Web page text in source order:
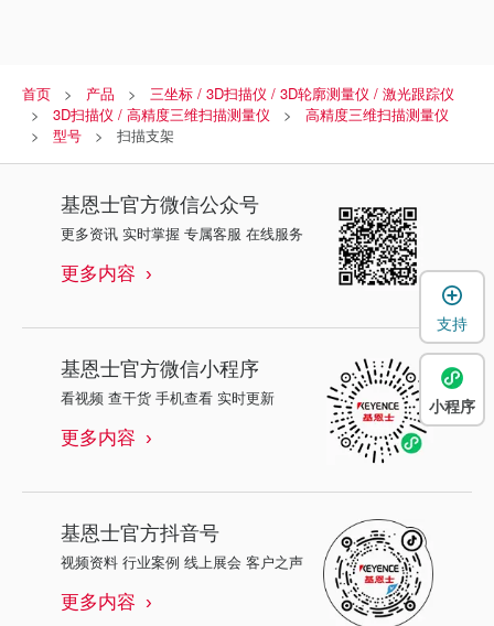
首页 产品
三坐标 / 3D扫描仪 / 3D轮廓测量仪 / 激光跟踪仪
3D扫描仪 / 高精度三维扫描测量仪
高精度三维扫描测量仪
型号
扫描支架
基恩士官方微信公众号
更多资讯 实时掌握 专属客服 在线服务
更多内容
基恩士官方微信小程序
看视频 查干货 手机查看 实时更新
更多内容
基恩士官方抖音号
视频资料 行业案例 线上展会 客户之声
更多内容
支持
小程序